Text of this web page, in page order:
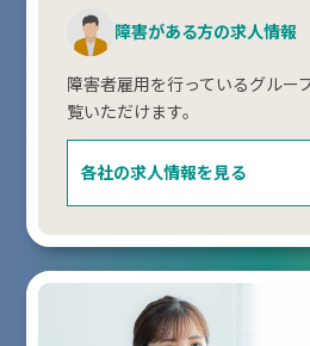
障害がある方の求人情報
障害者雇用を行っているグルー
覧いただけます。
各社の求人情報を見る